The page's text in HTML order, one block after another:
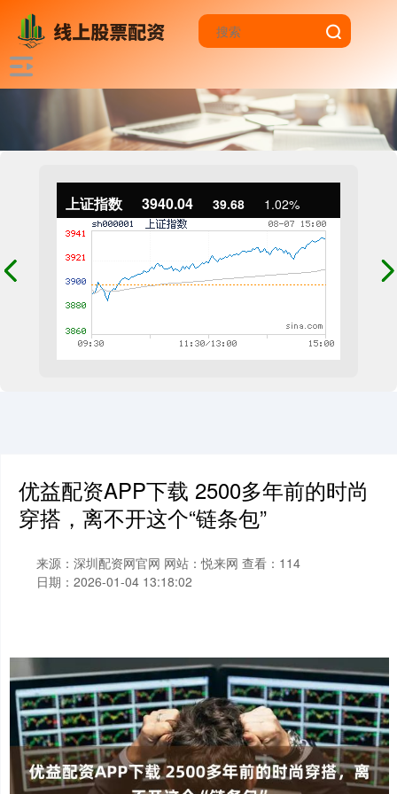
上证指数 3940.04 39.68 1.02%
优益配资APP下载 2500多年前的时尚
穿搭，离不开这个“链条包”
来源：深圳配资网官网 网站：悦来网 查看：114
日期：2026-01-04 13:18:02